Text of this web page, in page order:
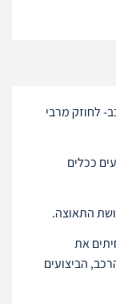
לחוזק מרבי
ככלים
התאוצה.
את
הרכב, הביצועים